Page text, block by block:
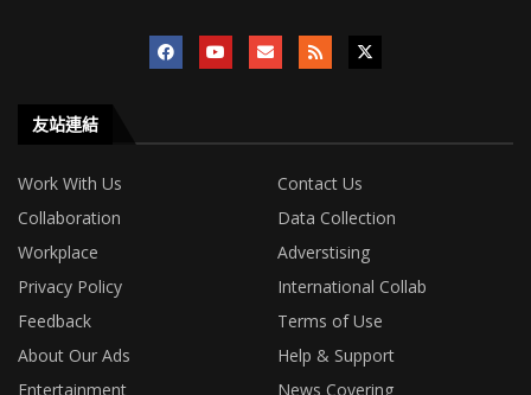
友站連結
Work With Us
Contact Us
Collaboration
Data Collection
Workplace
Adverstising
Privacy Policy
International Collab
Feedback
Terms of Use
About Our Ads
Help & Support
Entertainment
News Covering